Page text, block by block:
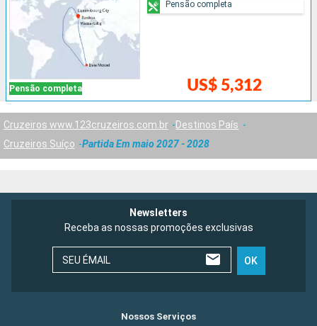
Pensão completa US$ 5,312
Pensão completa
Cruzeiros www.123cruzeiros.com.br
Destinos País
Cruzeiros Suíço
Partida Em maio 2027 - 2028
Newsletters
Receba as nossas promoções exclusivas
SEU ÉMAIL OK
Nossos Serviços